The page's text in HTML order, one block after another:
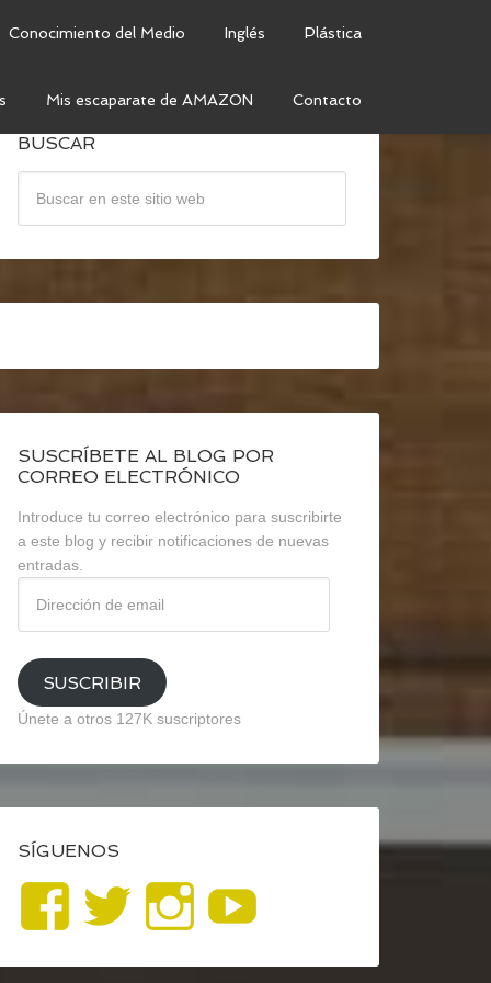
Conocimiento del Medio Inglés Plástica
Mis escaparate de AMAZON Contacto
BUSCAR
SUSCRÍBETE AL BLOG POR
CORREO ELECTRÓNICO
Introduce tu correo electrónico para suscribirte
a este blog y recibir notificaciones de nuevas
entradas.
email
SUSCRIBIR
Únete a otros 127K suscriptores
SÍGUENOS
Ver
perfil
Ver
perfil
Ver
perfil